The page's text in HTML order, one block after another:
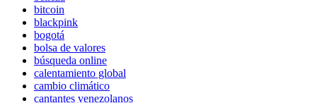
bitcoin
blackpink
bogotá
bolsa de valores
búsqueda online
calentamiento global
cambio climático
cantantes venezolanos